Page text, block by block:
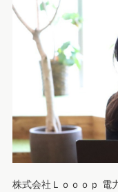
株式会社Ｌｏｏｏｐ 電